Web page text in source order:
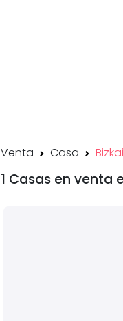
Venta Casa
1 Casas en venta